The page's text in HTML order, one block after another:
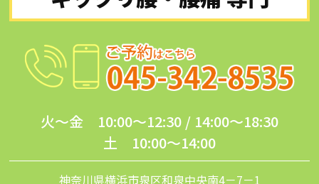
火～金 10:00～12:30 / 14:00～18:30
土 10:00～14:00
神奈川県横浜市泉区和泉中央南4－7－1